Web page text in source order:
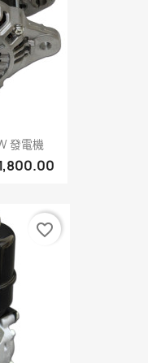
發電機
favorite_border